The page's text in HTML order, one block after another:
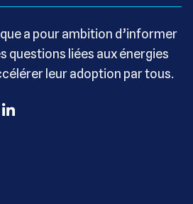
a pour ambition d’informer
questions liées aux énergies
leur adoption par tous.
Linkedin